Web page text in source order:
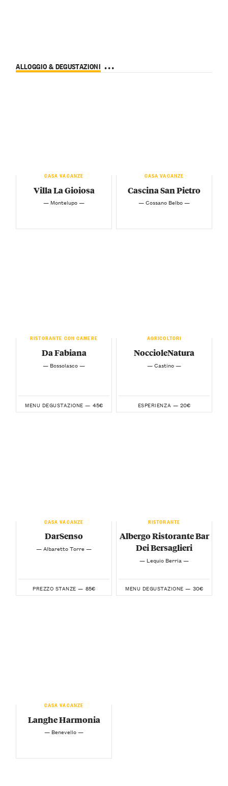
ALLOGGIO & DEGUSTAZIONI a Serravalle Langhe e nelle vicinanze
CASA VACANZE
Villa La Gioiosa
— Montelupo —
CASA VACANZE
Cascina San Pietro
— Cossano Belbo —
RISTORANTE CON CAMERE
Da Fabiana
— Bossolasco —
MENU DEGUSTAZIONE — 45€
AGRICOLTORI
NoccioleNatura
— Castino —
ESPERIENZA — 20€
CASA VACANZE
DarSenso
— Albaretto Torre —
PREZZO STANZE — 85€
RISTORANTE
Albergo Ristorante Bar
Dei Bersaglieri
— Lequio Berria —
MENU DEGUSTAZIONE — 30€
CASA VACANZE
Langhe Harmonia
— Benevello —